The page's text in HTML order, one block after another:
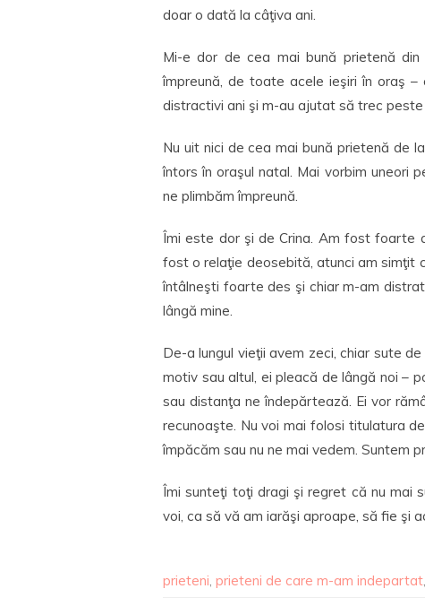
doar o dată la câţiva ani.
Mi-e dor de cea mai bună prietenă
împreună, de toate acele ieşiri în oraş
distractivi ani şi m-au ajutat să trec
Nu uit nici de cea mai bună prietenă de
întors în oraşul natal. Mai vorbim uneori
ne plimbăm împreună.
Îmi este dor şi de Crina. Am fost foarte
fost o relaţie deosebită, atunci am simţit
întâlneşti foarte des şi chiar m-am
lângă mine.
De-a lungul vieţii avem zeci, chiar sute
motiv sau altul, ei pleacă de lângă noi –
sau distanţa ne îndepărtează. Ei vor
recunoaşte. Nu voi mai folosi titulatura
împăcăm sau nu ne mai vedem. Suntem
Îmi sunteţi toţi dragi şi regret că nu mai
voi, ca să vă am iarăşi aproape, să fie şi
prieteni, prieteni de care m-am indepartat,